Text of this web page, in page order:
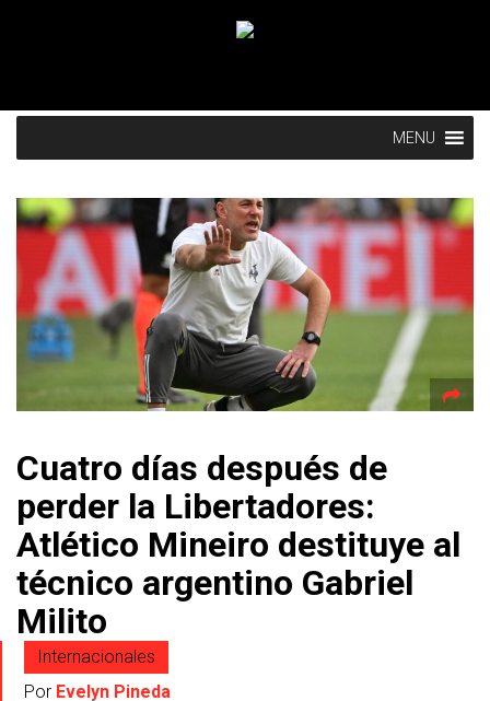
MENU
Cuatro días después de
perder la Libertadores:
Atlético Mineiro destituye al
técnico argentino Gabriel
Milito
Internacionales
Por Evelyn Pineda